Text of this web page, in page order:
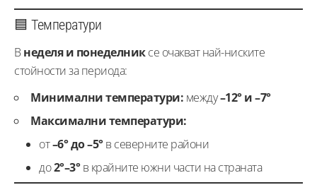
🟦 Температури
Внеделя и понеделниксе очакват най-ниските
стойности за периода:
Минимални температури: между–12° и –7°
Максимални температури:
от–6° до –5°в северните райони
до2°–3°в крайните южни части на страната